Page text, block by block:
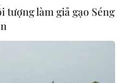
tượng làm giả gạo Séng